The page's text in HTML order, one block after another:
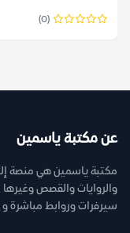
(0)
عن مكتبة ياسمين
مكتبة ياسمين هي منصة
سيرفرات وروابط مباشرة و